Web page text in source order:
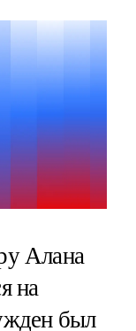
Алана
на
был